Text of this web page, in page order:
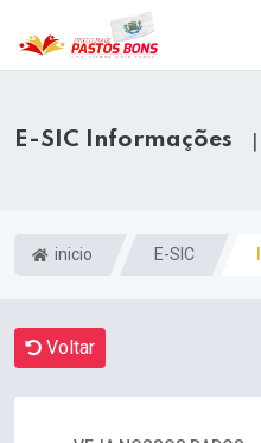
E-SIC Informações |
inicio E-SIC
Voltar